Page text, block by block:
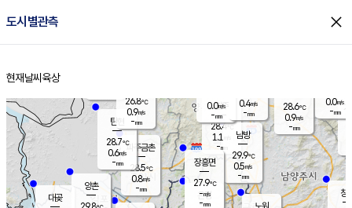
도시별관측 close
홈
현재날씨 육상
양주
28.4℃
1.1
-mm
파주금촌
28.5℃
0.8m/s
-mm
28.6℃
0.9m/s
-mm
대곶
창
탄현
28.7℃
0.6m/s
-mm
0.0m/s
-mm
양촌
은평
남방
29.9℃
0.5m/s
-mm
장흥면
27.9℃
-m/s
-mm
0.0m/s
-mm
26.8℃
0.9m/s
-mm
0.4m/s
-mm